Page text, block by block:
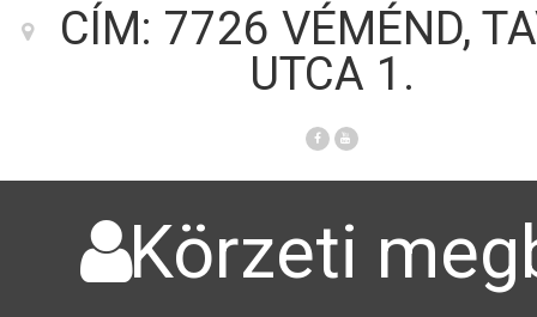
CÍM: 7726 VÉMÉND,
UTCA 1.
Körzeti